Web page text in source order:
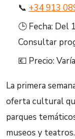
📞 +34 913
🕒 Fecha: Del
Consultar
💶 Precio:
La primera
oferta cultural
parques
museos y